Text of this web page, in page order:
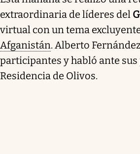
extraordinaria de líderes del
virtual con un tema
Afganistán. Alberto
participantes y habló ante sus
Residencia de Olivos.